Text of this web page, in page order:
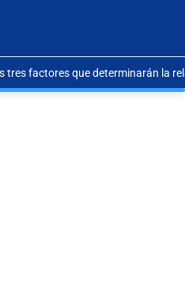
tres factores que determinarán la